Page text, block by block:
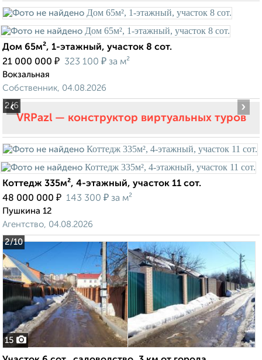
2/6
Дом 65м², 1-этажный, участок 8 сот.
21 000 000 ₽ 323 100 ₽ за м²
Вокзальная
Собственник, 04.08.2026
VRPazl — конструктор виртуальных туров
2/10
‹ ›
Коттедж 335м², 4-этажный, участок 11 сот.
48 000 000 ₽ 143 300 ₽ за м²
Пушкина 12
Агентство, 04.08.2026
15